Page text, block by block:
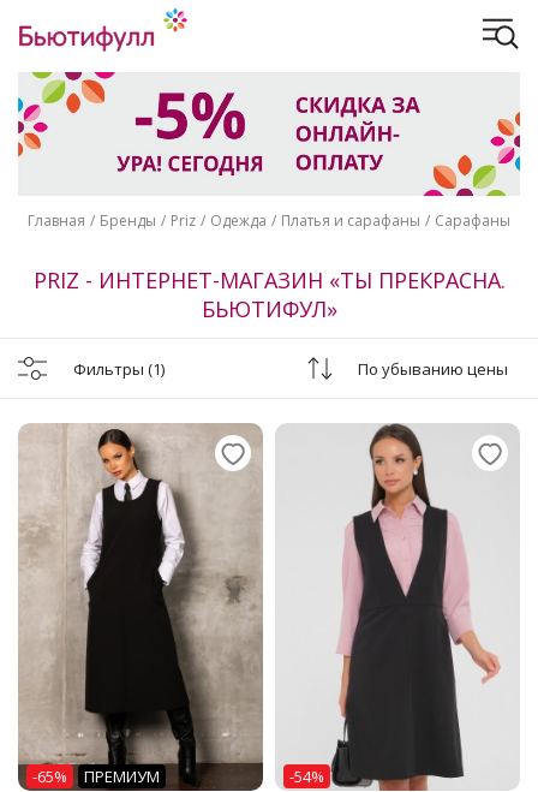
Главная Бренды Priz Одежда Платья и сарафаны Сарафаны
PRIZ - ИНТЕРНЕТ-МАГАЗИН «ТЫ ПРЕКРАСНА.
БЬЮТИФУЛ»
Фильтры (1) По убыванию цены
-65% ПРЕМИУМ -54%